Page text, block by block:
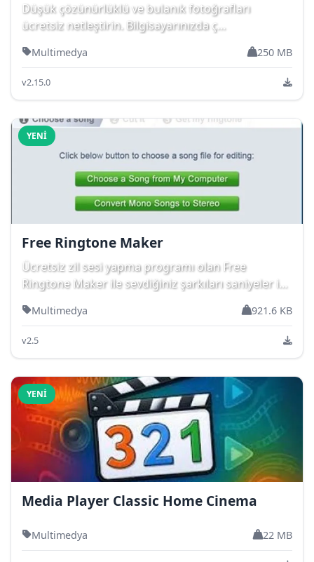
Düşük çözünürlüklü ve bulanık fotoğrafları
ücretsiz netleştirin. Bilgisayarınızda ç...
Multimedya 250 MB
v2.15.0
YENI
Free Ringtone Maker
Ücretsiz zil sesi yapma programı olan Free
Ringtone Maker ile sevdiğiniz şarkıları saniyeler i...
Multimedya 921.6 KB
v2.5
YENI
Media Player Classic Home Cinema
Multimedya 22 MB